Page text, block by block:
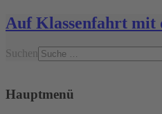
Auf Klassenfahrt mit
Suchen
Hauptmenü